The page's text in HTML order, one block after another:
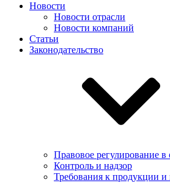
Новости
Новости отрасли
Новости компаний
Статьи
Законодательство
Правовое регулирование в
Контроль и надзор
Требования к продукции и